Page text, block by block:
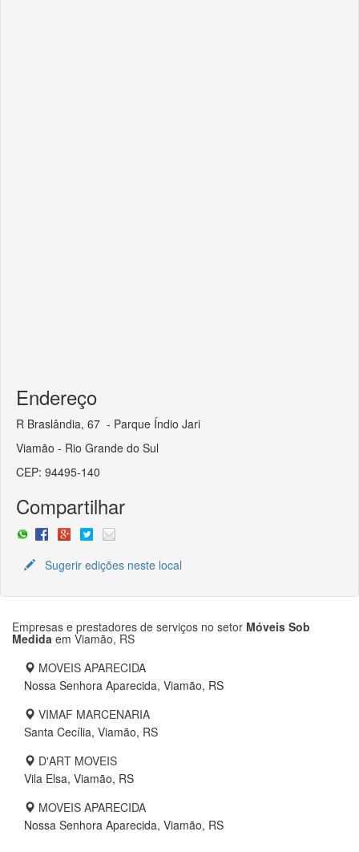
Endereço
R Braslândia, 67 - Parque Índio Jari
Viamão - Rio Grande do Sul
CEP: 94495-140
Compartilhar
Sugerir edições neste local
Empresas e prestadores de serviços no setor Móveis Sob
Medida em Viamão, RS
MOVEIS APARECIDA
Nossa Senhora Aparecida, Viamão, RS
VIMAF MARCENARIA
Santa Cecília, Viamão, RS
D'ART MOVEIS
Vila Elsa, Viamão, RS
MOVEIS APARECIDA
Nossa Senhora Aparecida, Viamão, RS